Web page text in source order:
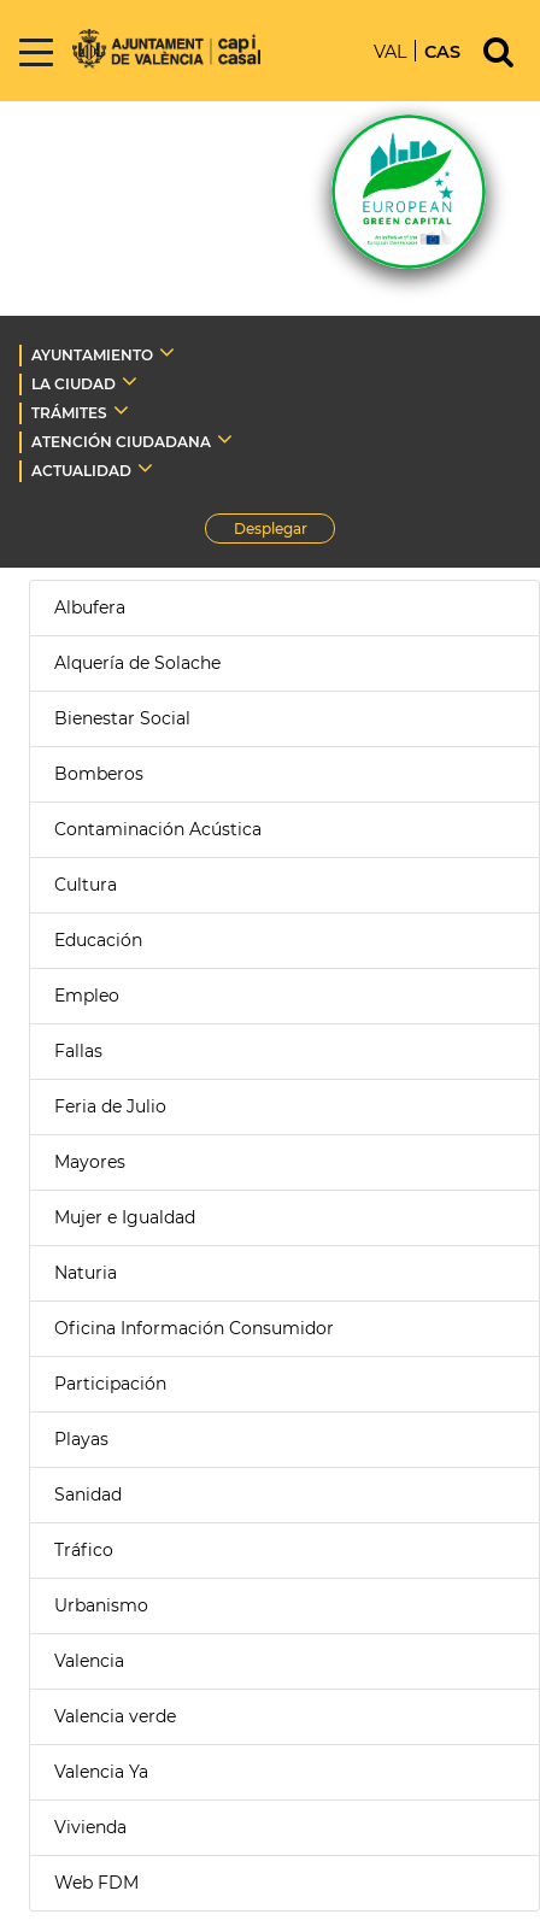
VAL CAS
AYUNTAMIENTO
LA CIUDAD
TRÁMITES
ATENCIÓN CIUDADANA
ACTUALIDAD
Desplegar
Albufera
Alquería de Solache
Bienestar Social
Bomberos
Contaminación Acústica
Cultura
Educación
Empleo
Fallas
Feria de Julio
Mayores
Mujer e Igualdad
Naturia
Oficina Información Consumidor
Participación
Playas
Sanidad
Tráfico
Urbanismo
Valencia
Valencia verde
Valencia Ya
Vivienda
Web FDM